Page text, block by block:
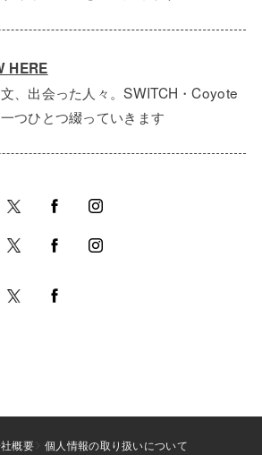
HERE
、出会った人々。SWITCH・Coyote
つひとつ綴っていきます
概要 個人情報の取り扱いについて